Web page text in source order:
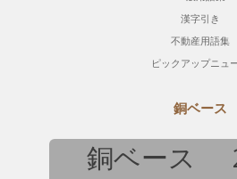
漢字引き
不動産用語集
ピックアップニュ
銅ベース
銅ベース